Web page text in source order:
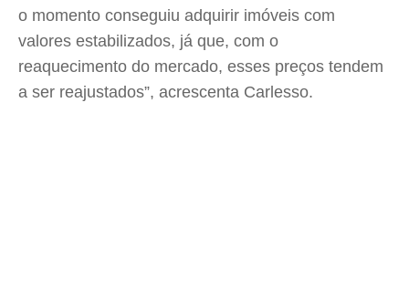
o momento conseguiu adquirir imóveis com
valores estabilizados, já que, com o
reaquecimento do mercado, esses preços tendem
a ser reajustados”, acrescenta Carlesso.